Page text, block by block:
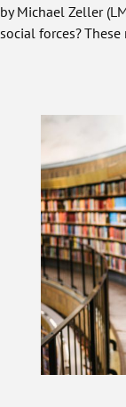
by Michael Zeller
social forces?